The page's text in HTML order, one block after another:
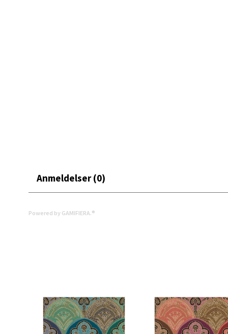
Anmeldelser (0)
Powered by GAMIFIERA.®